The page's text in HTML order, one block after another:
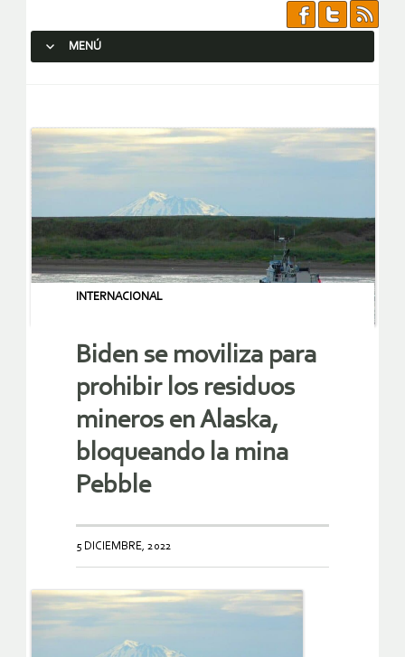
MENÚ
INTERNACIONAL
Biden se moviliza para
prohibir los residuos
mineros en Alaska,
bloqueando la mina
Pebble
5 DICIEMBRE, 2022